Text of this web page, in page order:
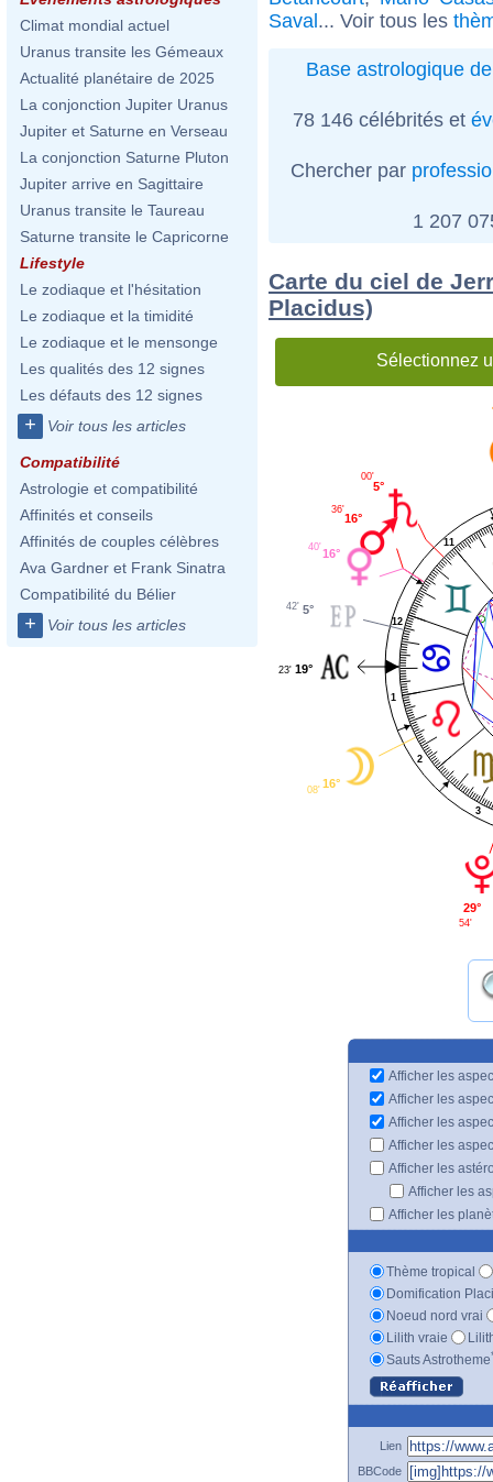
Climat mondial actuel
Uranus transite les Gémeaux
Actualité planétaire de 2025
La conjonction Jupiter Uranus
Jupiter et Saturne en Verseau
La conjonction Saturne Pluton
Jupiter arrive en Sagittaire
Uranus transite le Taureau
Saturne transite le Capricorne
Lifestyle
Le zodiaque et l'hésitation
Le zodiaque et la timidité
Le zodiaque et le mensonge
Les qualités des 12 signes
Les défauts des 12 signes
+ Voir tous les articles
Compatibilité
Astrologie et compatibilité
Affinités et conseils
Affinités de couples célèbres
Ava Gardner et Frank Sinatra
Compatibilité du Bélier
+ Voir tous les articles
Saval... Voir tous les
Base astrologique
78 146 célébrités et
Chercher par
1 207
Carte du ciel de
Placidus)
Sélectionnez
1
2
3
11
12
5°
00'
16°
36'
16°
40'
5°
42'
19°
23'
16°
08'
29°
54'
Afficher les
Afficher les
Afficher les
Afficher les
Afficher les
Afficher les
Afficher les
Thème tropical
Domification
Noeud nord vrai
Lilith vraie
Sauts Astrotheme
Lien
BBCode